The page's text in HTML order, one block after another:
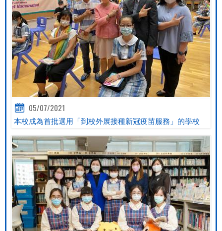
05/07/2021
本校成為首批選用「到校外展接種新冠疫苗服務」的學校